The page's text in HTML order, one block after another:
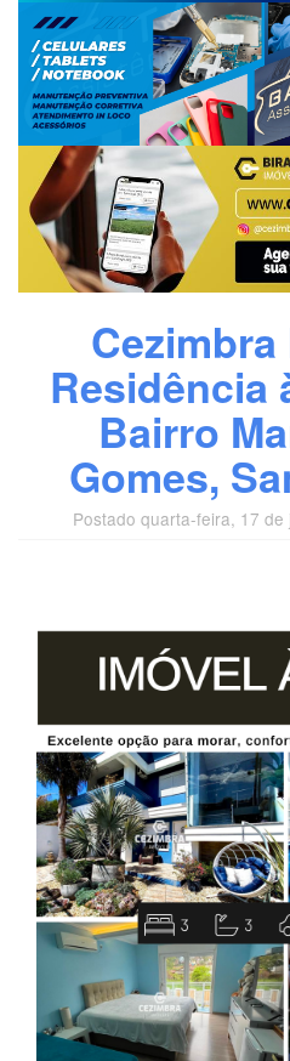
Residência
Bairro
Gomes,
Postado quarta-feira, 17